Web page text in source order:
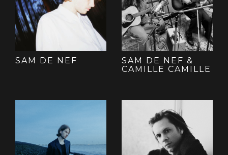
SAM DE NEF
SAM DE NEF &
CAMILLE CAMILLE